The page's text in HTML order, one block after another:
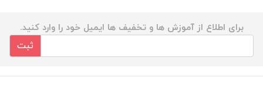
برای اطلاع از آموزش ها و تخفیف ها ایمیل خود را وارد کنید.
ثبت